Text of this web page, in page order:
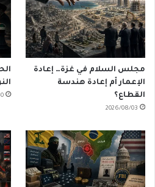
مجلس السلام في غزة… إعادة
الإعمار أم إعادة هندسة
القطاع؟
2026/08/03